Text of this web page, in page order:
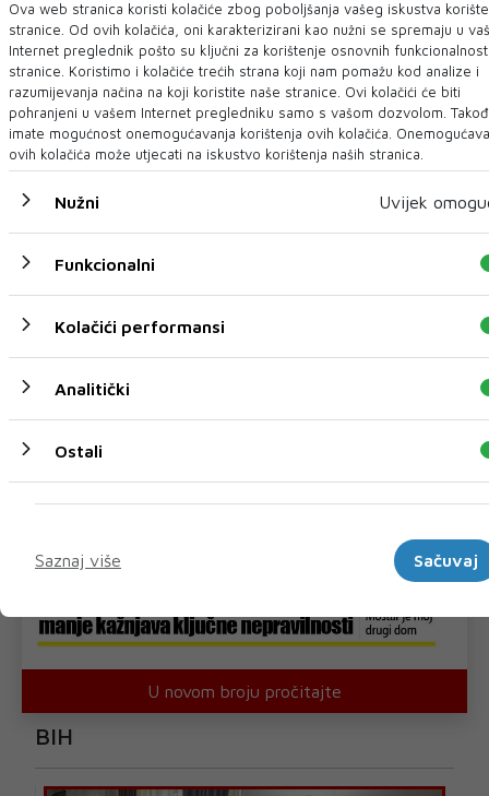
još dvije kaznene prijave
Zbog sumnje u lažno predstavljanje i sumnje na počinjenje
kaznenih djela kojima je prouz...
U novom broju pročitajte
BIH
Ova web stranica koristi kolačiće zbog poboljšanja vašeg iskustva
stranice. Od ovih kolačića, oni karakterizirani kao nužni se spremaju u vaš
Internet preglednik pošto su ključni za korištenje osnovnih
stranice. Koristimo i kolačiće trećih strana koji nam pomažu kod analize i
razumijevanja načina na koji koristite naše stranice. Ovi kolačići će biti
pohranjeni u vašem Internet pregledniku samo s vašom dozvolom.
imate mogućnost onemogućavanja korištenja ovih kolačića.
ovih kolačića može utjecati na iskustvo korištenja naših stranica.
Nužni Uvijek
Funkcionalni
Kolačići performansi
Analitički
Ostali
Saznaj više Sačuvaj